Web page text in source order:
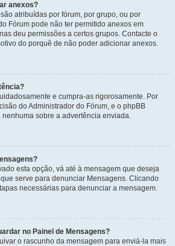
anexos?
atribuídas por fórum, por grupo, ou por
Fórum pode não ter permitido anexos em
deu permissões a certos grupos. Contacte o
do porquê de não poder adicionar anexos.
e cumpra-as rigorosamente. Por
do Administrador do Fórum, e o phpBB
sobre a advertência enviada.
esta opção, vá até à mensagem que deseja
serve para denunciar Mensagens. Clicando
necessárias para denunciar a mensagem.
no Painel de Mensagens?
o rascunho da mensagem para enviá-la mais